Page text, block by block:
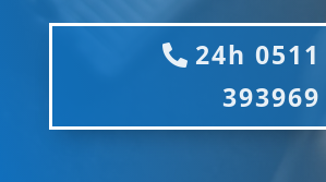
24h 0511
393969